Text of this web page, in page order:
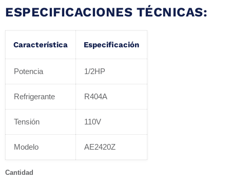
ESPECIFICACIONES TÉCNICAS:
Característica Especificación
Potencia 1/2HP
Refrigerante R404A
Tensión 110V
Modelo AE2420Z
Cantidad